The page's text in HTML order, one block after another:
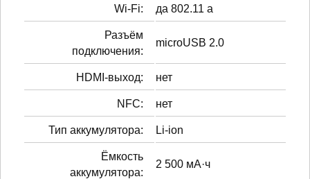
Wi-Fi: да 802.11 a
Разъём
подключения:
microUSB 2.0
HDMI-выход: нет
NFC: нет
Тип аккумулятора: Li-ion
Ёмкость
аккумулятора:
2 500 мА·ч